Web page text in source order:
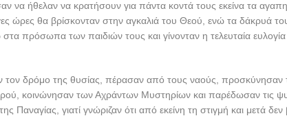
να ήθελαν να κρατήσουν για πάντα κοντά τους εκείνα τα
ώρες θα βρίσκονταν στην αγκαλιά του Θεού, ενώ τα δάκρυά
πρόσωπα των παιδιών τους και γίνονταν η τελευταία ευλογία
τον δρόμο της θυσίας, πέρασαν από τους ναούς, προσκύνησαν
κοινώνησαν των Αχράντων Μυστηρίων και παρέδωσαν τις
Παναγίας, γιατί γνώριζαν ότι από εκείνη τη στιγμή και μετά δεν